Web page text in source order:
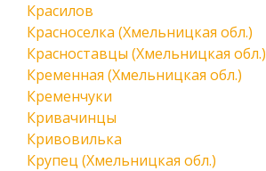
Красилов
Красноселка (Хмельницкая обл.)
Красноставцы (Хмельницкая обл.)
Кременная (Хмельницкая обл.)
Кременчуки
Кривачинцы
Кривовилька
Крупец (Хмельницкая обл.)